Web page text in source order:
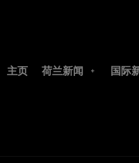
主页 荷兰新闻 国际